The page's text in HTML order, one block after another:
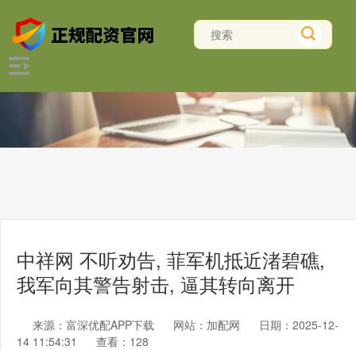
中祥网 不听劝告, 菲军机抵近渚碧礁,
我军向其警告射击, 逼其转向离开
来源：富深优配APP下载 网站：加配网
日期：2025-12-
14 11:54:31
查看：128